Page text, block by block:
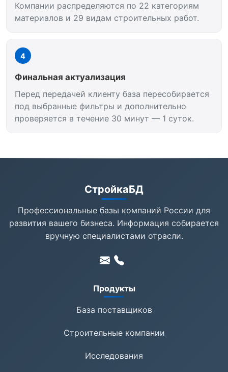
Компании распределяются по 22 категориям
материалов и 29 видам строительных работ.
4
Финальная актуализация
Перед передачей клиенту база пересобирается
под выбранные фильтры и дополнительно
проверяется в течение 30 минут — 1 суток.
СтройкаБД
Профессиональные базы компаний России для
развития вашего бизнеса. Информация собирается
вручную специалистами отрасли.
Продукты
База поставщиков
Строительные компании
Исследования